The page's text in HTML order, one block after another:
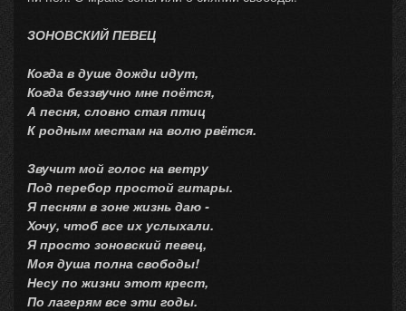
ЗОНОВСКИЙ ПЕВЕЦ
Когда в душе дожди идут,
Когда беззвучно мне поётся,
А песня, словно стая птиц
К родным местам на волю рвётся.
Звучит мой голос на ветру
Под перебор простой гитары.
Я песням в зоне жизнь даю -
Хочу, чтоб все их услыхали.
Я просто зоновский певец,
Моя душа полна свободы!
Несу по жизни этот крест,
По лагерям все эти годы.